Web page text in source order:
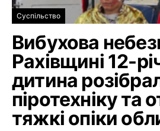
Суспільство
Вибухова
Рахівщині 12-
дитина
піротехніку та
тяжкі опіки